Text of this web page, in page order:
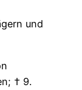
und
† 9.